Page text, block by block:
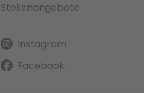
Stellenangebote
Instagram
Facebook